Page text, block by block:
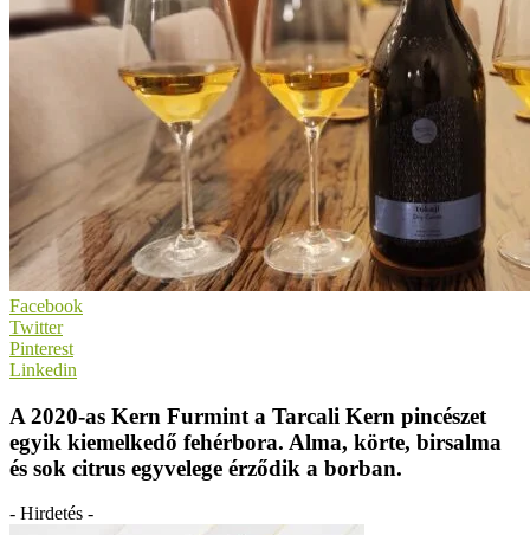
Facebook
Twitter
Pinterest
Linkedin
A 2020-as Kern Furmint a Tarcali Kern pincészet
egyik kiemelkedő fehérbora. Alma, körte, birsalma
és sok citrus egyvelege érződik a borban.
- Hirdetés -